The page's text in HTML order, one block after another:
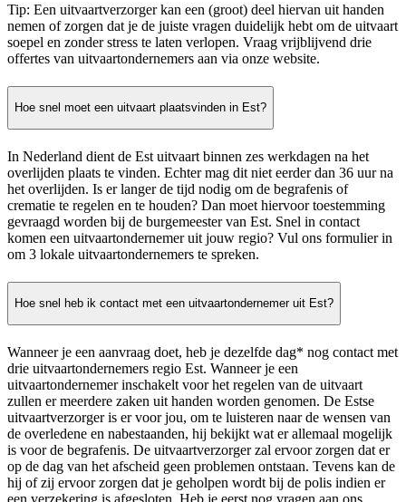
Tip: Een uitvaartverzorger kan een (groot) deel hiervan uit handen
nemen of zorgen dat je de juiste vragen duidelijk hebt om de uitvaart
soepel en zonder stress te laten verlopen. Vraag vrijblijvend drie
offertes van uitvaartondernemers aan via onze website.
Hoe snel moet een uitvaart plaatsvinden in Est?
In Nederland dient de Est uitvaart binnen zes werkdagen na het
overlijden plaats te vinden. Echter mag dit niet eerder dan 36 uur na
het overlijden. Is er langer de tijd nodig om de begrafenis of
crematie te regelen en te houden? Dan moet hiervoor toestemming
gevraagd worden bij de burgemeester van Est. Snel in contact
komen een uitvaartondernemer uit jouw regio? Vul ons formulier in
om 3 lokale uitvaartondernemers te spreken.
Hoe snel heb ik contact met een uitvaartondernemer uit Est?
Wanneer je een aanvraag doet, heb je dezelfde dag* nog contact met
drie uitvaartondernemers regio Est. Wanneer je een
uitvaartondernemer inschakelt voor het regelen van de uitvaart
zullen er meerdere zaken uit handen worden genomen. De Estse
uitvaartverzorger is er voor jou, om te luisteren naar de wensen van
de overledene en nabestaanden, hij bekijkt wat er allemaal mogelijk
is voor de begrafenis. De uitvaartverzorger zal ervoor zorgen dat er
op de dag van het afscheid geen problemen ontstaan. Tevens kan de
hij of zij ervoor zorgen dat je geholpen wordt bij de polis indien er
een verzekering is afgesloten. Heb je eerst nog vragen aan ons